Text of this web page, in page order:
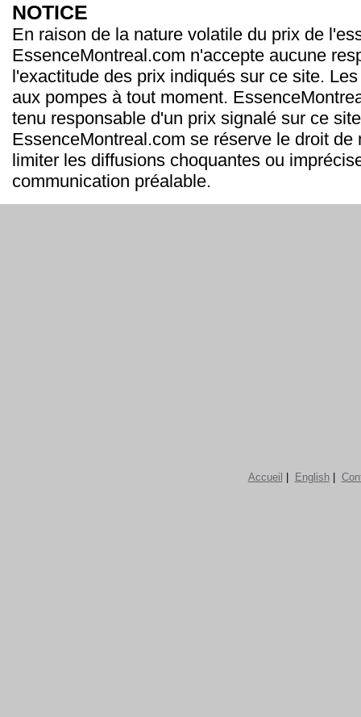
NOTICE
En raison de la nature volatile du prix de
EssenceMontreal.com n'accepte aucune
l'exactitude des prix indiqués sur ce site.
aux pompes à tout moment.
tenu responsable d'un prix signalé sur ce
EssenceMontreal.com se réserve le droit de
limiter les diffusions choquantes ou
communication préalable.
Accueil English|